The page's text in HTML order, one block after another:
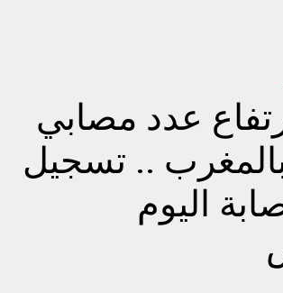
عدد مصابي
بالمغرب .. تسجيل
اصابة اليوم